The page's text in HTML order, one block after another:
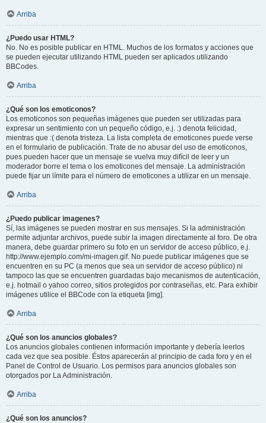
Arriba
¿Puedo usar HTML?
No. No es posible publicar en HTML. Muchos de los formatos y acciones que
se pueden ejecutar utilizando HTML pueden ser aplicados utilizando
BBCodes.
Arriba
¿Qué son los emoticonos?
Los emoticonos son pequeñas imágenes que pueden ser utilizadas para
expresar un sentimiento con un pequeño código, e.j. :) denota felicidad,
mientras que :( denota tristeza. La lista completa de emoticones puede verse
en el formulario de publicación. Trate de no abusar del uso de emoticonos,
pues pueden hacer que un mensaje se vuelva muy difícil de leer y un
moderador borre el tema o los emoticones del mensaje. La administración
puede fijar un límite para el número de emoticones a utilizar en un mensaje.
Arriba
¿Puedo publicar imagenes?
Sí, las imágenes se pueden mostrar en sus mensajes. Si la administración
permite adjuntar archivos, puede subir la imagen directamente al foro. De otra
manera, debe guardar primero su foto en un servidor de acceso público, e.j.
http://www.ejemplo.com/mi-imagen.gif. No puede publicar imágenes que se
encuentren en su PC (a menos que sea un servidor de acceso público) ni
tampoco las que se encuentren guardadas bajo mecanismos de autenticación,
e.j. hotmail o yahoo correo, sitios protegidos por contraseñas, etc. Para exhibir
imágenes utilice el BBCode con la etiqueta [img].
Arriba
¿Qué son los anuncios globales?
Los anuncios globales contienen información importante y debería leerlos
cada vez que sea posible. Éstos aparecerán al principio de cada foro y en el
Panel de Control de Usuario. Los permisos para anuncios globales son
otorgados por La Administración.
Arriba
¿Qué son los anuncios?